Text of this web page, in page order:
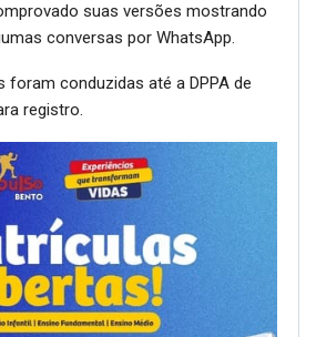
suas versões mostrando
conversas por WhatsApp.
foram conduzidas até a DPPA de
registro.